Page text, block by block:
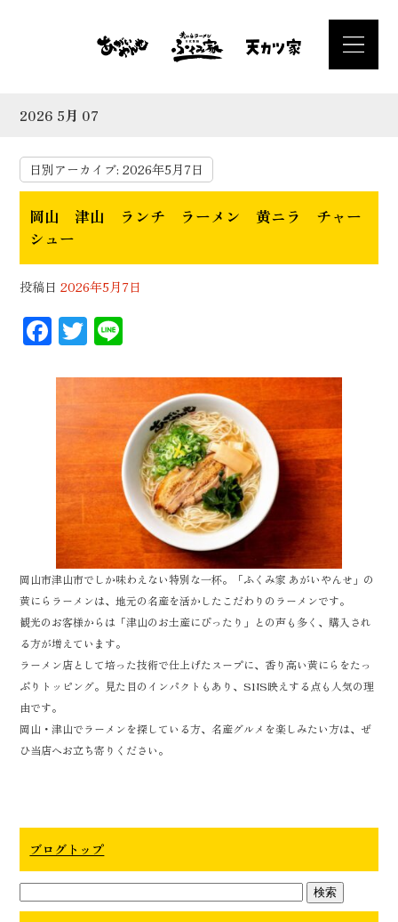
2026 5月 07
日別アーカイブ:2026年5月7日
岡山 津山 ランチ ラーメン 黄ニラ チャー
シュー
投稿日 2026年5月7日
F
ac
eb
oo
k
T
wi
tt
er
e
岡山市津山市でしか味わえない特別な一杯。「ふくみ家 あがいやんせ」の
黄にらラーメンは、地元の名産を活かしたこだわりのラーメンです。
観光のお客様からは「津山のお土産にぴったり」との声も多く、購入され
る方が増えています。
ラーメン店として培った技術で仕上げたスープに、香り高い黄にらをたっ
ぷりトッピング。見た目のインパクトもあり、SNS映えする点も人気の理
由です。
岡山・津山でラーメンを探している方、名産グルメを楽しみたい方は、ぜ
ひ当店へお立ち寄りください。
ブログトップ